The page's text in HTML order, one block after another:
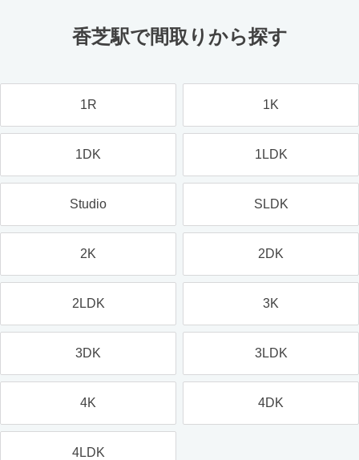
香芝駅で間取りから探す
1R 1K
1DK 1LDK
Studio SLDK
2K 2DK
2LDK 3K
3DK 3LDK
4K 4DK
4LDK